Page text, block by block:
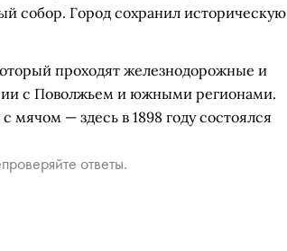
собор. Город сохранил историческую
проходят железнодорожные и
с Поволжьем и южными регионами.
мячом — здесь в 1898 году состоялся
ответы.